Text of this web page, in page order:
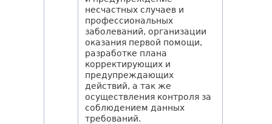
несчастных случаев и
профессиональных
заболеваний, организации
оказания первой помощи,
разработке плана
корректирующих и
предупреждающих
действий, а так же
осуществления контроля за
соблюдением данных
требований.